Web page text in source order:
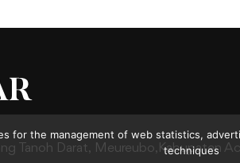
Tanoh Darat, Meureubo,Kabupaten
for the management of web statistics,
techniques